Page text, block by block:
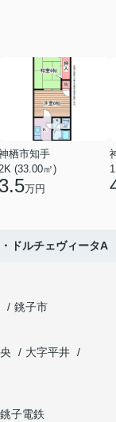
栖市知手
(33.00㎡)
3.5万円
ドルチェヴィータA
銚子市
大字平井
銚子電鉄